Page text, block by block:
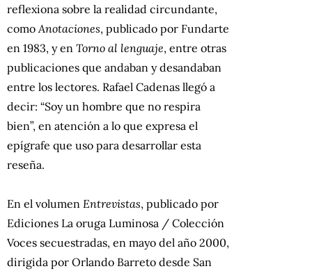
reflexiona sobre la realidad circundante,
como Anotaciones, publicado por Fundarte
en 1983, y en Torno al lenguaje, entre otras
publicaciones que andaban y desandaban
entre los lectores. Rafael Cadenas llegó a
decir: “Soy un hombre que no respira
bien”, en atención a lo que expresa el
epígrafe que uso para desarrollar esta
reseña.
En el volumen Entrevistas, publicado por
Ediciones La oruga Luminosa / Colección
Voces secuestradas, en mayo del año 2000,
dirigida por Orlando Barreto desde San